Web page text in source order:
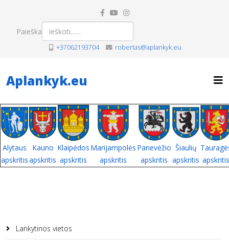
Paieška
+37062193704 robertas@aplankyk.eu
Aplankyk.eu
Alytaus
apskritis
Kauno
apskritis
Klaipėdos
apskritis
Marijampolės
apskritis
Panevėžio
apskritis
Šiaulių
apskritis apskritis
Lankytinos vietos